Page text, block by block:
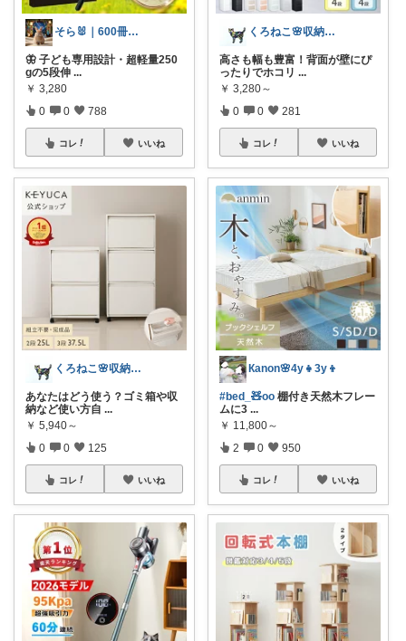
そら🐰｜600冊読んだ絵本好きママ
🦋 子ども専用設計・超軽量250
gの5段伸 ...
￥ 3,280
0 0 788
コレ いいね
くろねこ🌸収納＆キッチン整理
あなたはどう使う？ゴミ箱や収
納など使い方自 ...
￥ 5,940～
0 0 125
コレ いいね
くろねこ🌸収納＆キッチン整理
高さも幅も豊富！背面が壁にぴ
ったりでホコリ ...
￥ 3,280～
0 0 281
コレ いいね
Кanon🌸4y👧3y👦
#bed_🧸oo 棚付き天然木フレー
ムに3 ...
￥ 11,800～
2 0 950
コレ いいね